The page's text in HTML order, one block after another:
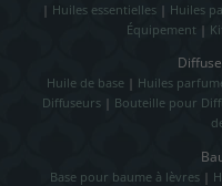
| Huiles essentielles | Huiles
Équipement |
Huile de base | Huiles
Diffuseurs| Bouteille pour
Base pour baume à lèvres |